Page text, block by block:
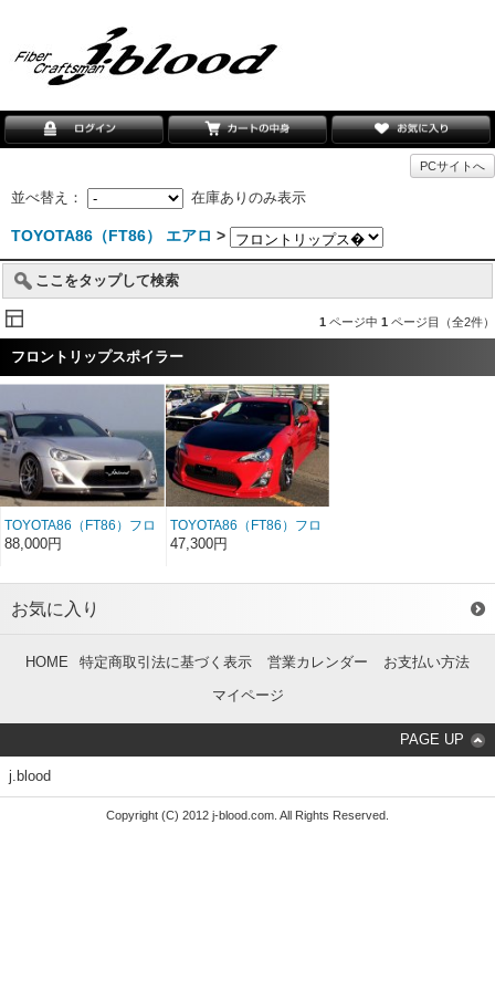
PCサイトへ
並べ替え： 在庫ありのみ表示
TOYOTA86（FT86） エアロ >
ここをタップして検索
1 ページ中 1 ページ目（全2件）
フロントリップスポイラー
TOYOTA86（FT86）フロ
ントリップスポイラー
88,000円
TOYOTA86（FT86）フロ
ントリップスポイラー
47,300円
お気に入り
HOME 特定商取引法に基づく表示 営業カレンダー
お支払い方法
マイページ
PAGE UP
j.blood
Copyright (C) 2012 j-blood.com. All Rights Reserved.